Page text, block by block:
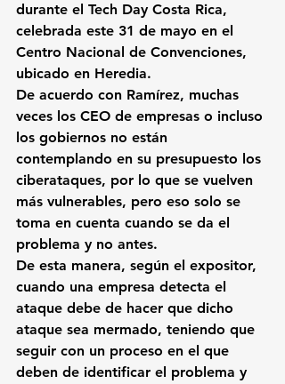
durante el Tech Day Costa Rica,
celebrada este 31 de mayo en el
Centro Nacional de Convenciones,
ubicado en Heredia.
De acuerdo con Ramírez, muchas
veces los CEO de empresas o incluso
los gobiernos no están
contemplando en su presupuesto los
ciberataques, por lo que se vuelven
más vulnerables, pero eso solo se
toma en cuenta cuando se da el
problema y no antes.
De esta manera, según el expositor,
cuando una empresa detecta el
ataque debe de hacer que dicho
ataque sea mermado, teniendo que
seguir con un proceso en el que
deben de identificar el problema y